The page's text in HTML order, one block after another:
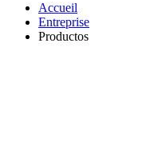
Accueil
Entreprise
Productos